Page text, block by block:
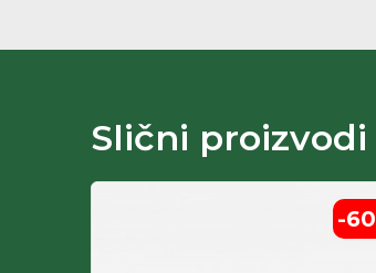
Slični proizvodi
-60